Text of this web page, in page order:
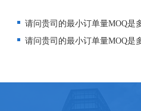
请问贵司的最小订单量MOQ是
请问贵司的最小订单量MOQ是